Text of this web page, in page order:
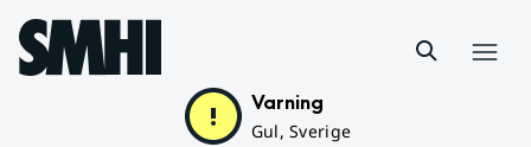
Hoppa till sidans innehåll
Varning
Gul, Sverige